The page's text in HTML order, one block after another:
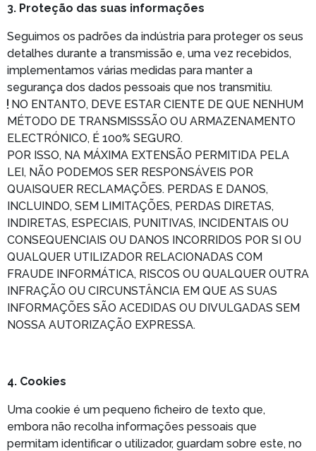
3. Proteção das suas informações
Seguimos os padrões da indústria para proteger os seus
detalhes durante a transmissão e, uma vez recebidos,
implementamos várias medidas para manter a
segurança dos dados pessoais que nos transmitiu.
NO ENTANTO, DEVE ESTAR CIENTE DE QUE NENHUM
MÉTODO DE TRANSMISSSÃO OU ARMAZENAMENTO
ELECTRÓNICO, É 100% SEGURO.
POR ISSO, NA MÁXIMA EXTENSÃO PERMITIDA PELA
LEI, NÃO PODEMOS SER RESPONSÁVEIS POR
QUAISQUER RECLAMAÇÕES. PERDAS E DANOS,
INCLUINDO, SEM LIMITAÇÕES, PERDAS DIRETAS,
INDIRETAS, ESPECIAIS, PUNITIVAS, INCIDENTAIS OU
CONSEQUENCIAIS OU DANOS INCORRIDOS POR SI OU
QUALQUER UTILIZADOR RELACIONADAS COM
FRAUDE INFORMÁTICA, RISCOS OU QUALQUER OUTRA
INFRAÇÃO OU CIRCUNSTÂNCIA EM QUE AS SUAS
INFORMAÇÕES SÃO ACEDIDAS OU DIVULGADAS SEM
NOSSA AUTORIZAÇÃO EXPRESSA.
4. Cookies
Uma cookie é um pequeno ficheiro de texto que,
embora não recolha informações pessoais que
permitam identificar o utilizador, guardam sobre este, no